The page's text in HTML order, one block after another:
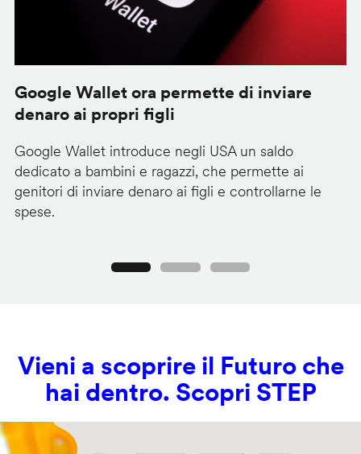
Google Wallet ora permette di inviare
denaro ai propri figli
Google Wallet introduce negli USA un saldo
dedicato a bambini e ragazzi, che permette ai
genitori di inviare denaro ai figli e controllarne le
spese.
Vieni a scoprire il Futuro che
hai dentro. Scopri STEP